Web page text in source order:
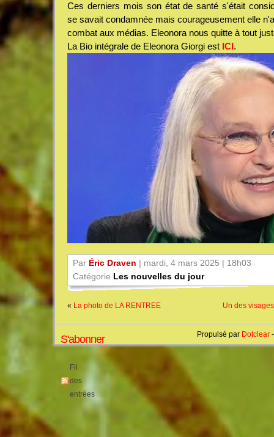
Ces derniers mois son état de santé s'était
se savait condamnée mais courageusement elle
combat aux médias. Eleonora nous quitte à tout
La Bio intégrale de Eleonora Giorgi est ICI.
Par Éric Draven | mardi, 4 mars 2025 | 18h03
Catégorie Les nouvelles du jour
« La photo de LA RENTREE Un des
S'abonner
Fil
des
entrées
Propulsé par Dotclear